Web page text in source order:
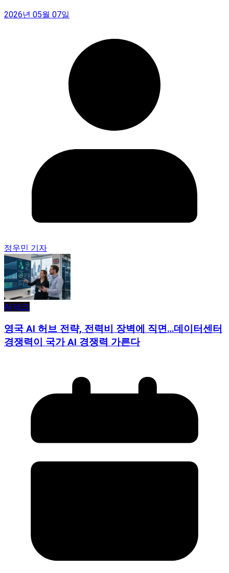
2026년 05월 07일
정우민 기자
AI·테크
영국 AI 허브 전략, 전력비 장벽에 직면…데이터센터
경쟁력이 국가 AI 경쟁력 가른다